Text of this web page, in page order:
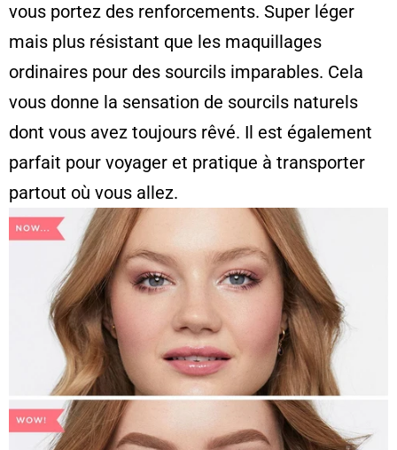
vous portez des renforcements. Super léger
mais plus résistant que les maquillages
ordinaires pour des sourcils imparables. Cela
vous donne la sensation de sourcils naturels
dont vous avez toujours rêvé. Il est également
parfait pour voyager et pratique à transporter
partout où vous allez.